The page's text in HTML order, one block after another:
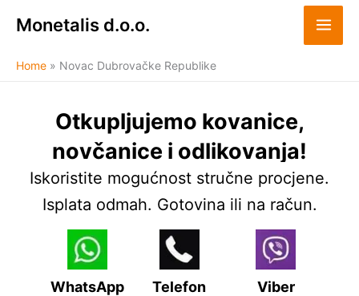
Monetalis d.o.o.
Home Novac Dubrovačke Republike
Otkupljujemo kovanice,
novčanice i odlikovanja!
Iskoristite mogućnost stručne procjene.
Isplata odmah. Gotovina ili na račun.
WhatsApp Viber
Telefon